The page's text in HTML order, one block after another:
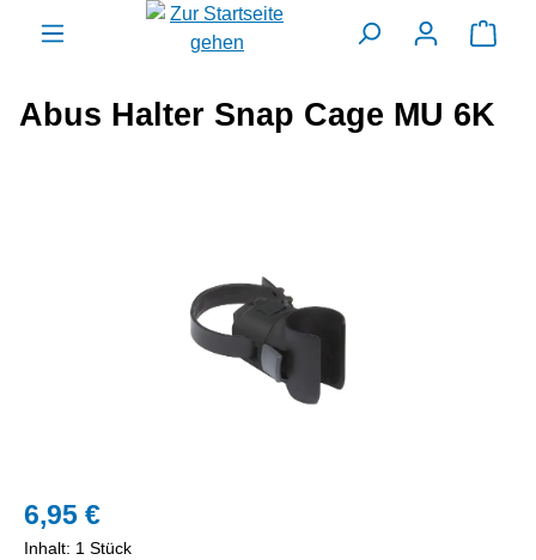
springen
Abus Halter Snap Cage MU 6K
6,95 €
Inhalt: 1 Stück